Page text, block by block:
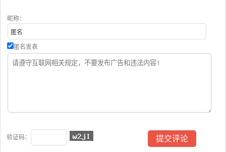
昵称：
匿名发表
验证码：